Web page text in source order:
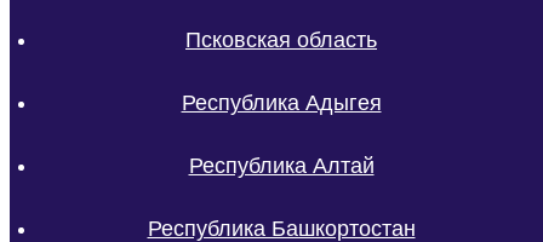
Псковская область
Республика Адыгея
Республика Алтай
Республика Башкортостан